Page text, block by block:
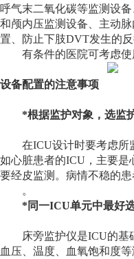
呼气末二氧化碳等监测设
和颅内压监测设备、主动
置、防止下肢DVT发生的
有条件的医院可考虑使
设备配置的注意事项
*根据监护对象，选监
在ICU设计时要考虑所
如心脏患者的ICU ，主要
要经皮监测。病情不稳的
。
* 同一ICU单元中最好
床旁监护仪是ICU的基
血压、温度、血氧饱和度